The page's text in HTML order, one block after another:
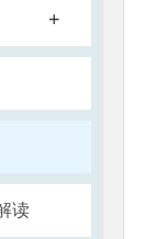
+
读